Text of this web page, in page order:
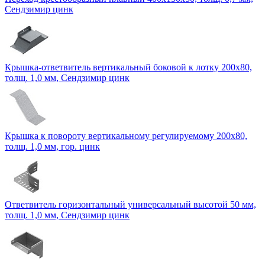
Сендзимир цинк
Крышка-ответвитель вертикальный боковой к лотку 200х80,
толщ. 1,0 мм, Сендзимир цинк
Крышка к повороту вертикальному регулируемому 200х80,
толщ. 1,0 мм, гор. цинк
Ответвитель горизонтальный универсальный высотой 50 мм,
толщ. 1,0 мм, Сендзимир цинк